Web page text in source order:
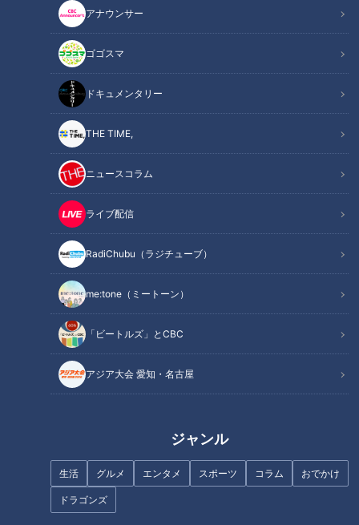
アナウンサー
ゴゴスマ
ドキュメンタリー
THE TIME,
ニュースコラム
ライブ配信
RadiChubu（ラジチューブ）
me:tone（ミートーン）
「ビートルズ」とCBC
アジア大会 愛知・名古屋
ジャンル
生活 グルメ エンタメ スポーツ コラム おでかけ
ドラゴンズ
記事に戻る
この記事を見たあなたへのおすすめ
ケガを乗り越え…！ボイメン辻
そして若竜たちへ！脈々と受け
継がれるドラゴンズブルーの
血！